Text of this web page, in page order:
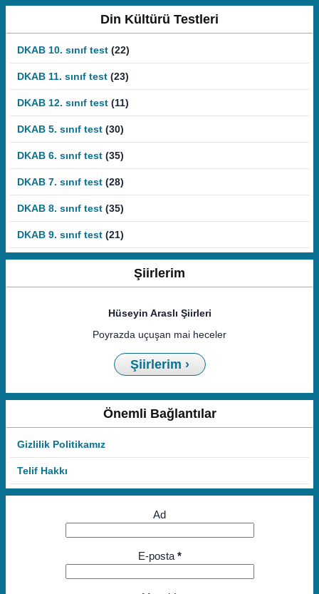
Din Kültürü Testleri
DKAB 10. sınıf test (22)
DKAB 11. sınıf test (23)
DKAB 12. sınıf test (11)
DKAB 5. sınıf test (30)
DKAB 6. sınıf test (35)
DKAB 7. sınıf test (28)
DKAB 8. sınıf test (35)
DKAB 9. sınıf test (21)
Şiirlerim
Hüseyin Araslı Şiirleri
Poyrazda uçuşan mai heceler
Şiirlerim ›
Önemli Bağlantılar
Gizlilik Politikamız
Telif Hakkı
Ad
E-posta *